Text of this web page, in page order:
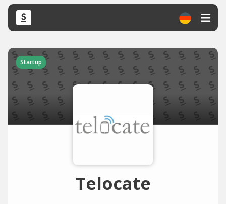
Startup
Telocate